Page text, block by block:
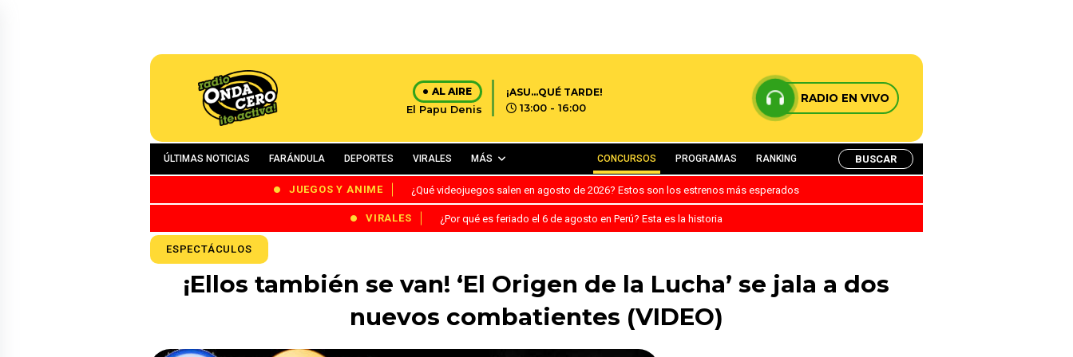
AL AIRE
El Papu Denis
¡ASU...QUÉ TARDE!
13:00 - 16:00
RADIO EN VIVO
ÚLTIMAS NOTICIAS FARÁNDULA DEPORTES VIRALES MÁS CONCURSOS PROGRAMAS RANKING BUSCAR
JUEGOS Y ANIME ¿Qué videojuegos salen en agosto de 2026? Estos son los estrenos más esperados
VIRALES ¿Por qué es feriado el 6 de agosto en Perú? Esta es la historia
ESPECTÁCULOS
¡Ellos también se van! ‘El Origen de la Lucha’ se jala a dos
nuevos combatientes (VIDEO)